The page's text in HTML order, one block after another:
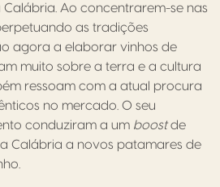
Ao concentrarem-se nas
as tradições
agora a elaborar vinhos de
muito sobre a terra e a cultura
ressoam com a atual procura
no mercado. O seu
conduziram a um boostde
Calábria a novos patamares de